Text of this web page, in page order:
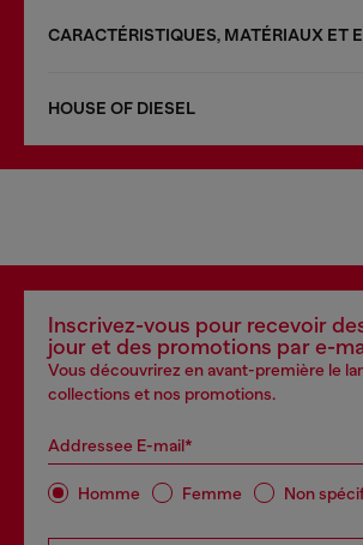
CARACTÉRISTIQUES, MATÉRIAUX ET
HOUSE OF DIESEL
Inscrivez-vous pour recevoir
jour et des promotions par e-
Vous découvrirez en avant-première le
collections et nos promotions.
Addressee E-mail*
Homme Femme Non